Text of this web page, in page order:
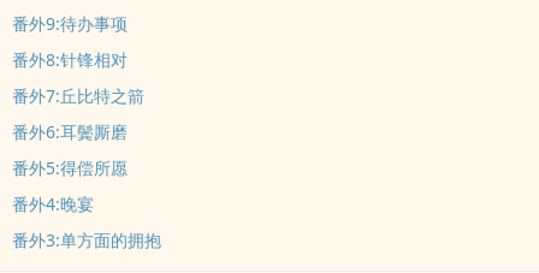
番外9:待办事项
番外8:针锋相对
番外7:丘比特之箭
番外6:耳鬓厮磨
番外5:得偿所愿
番外4:晚宴
番外3:单方面的拥抱